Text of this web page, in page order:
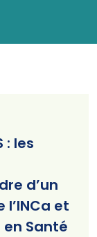
: les
d’un
et
en Santé